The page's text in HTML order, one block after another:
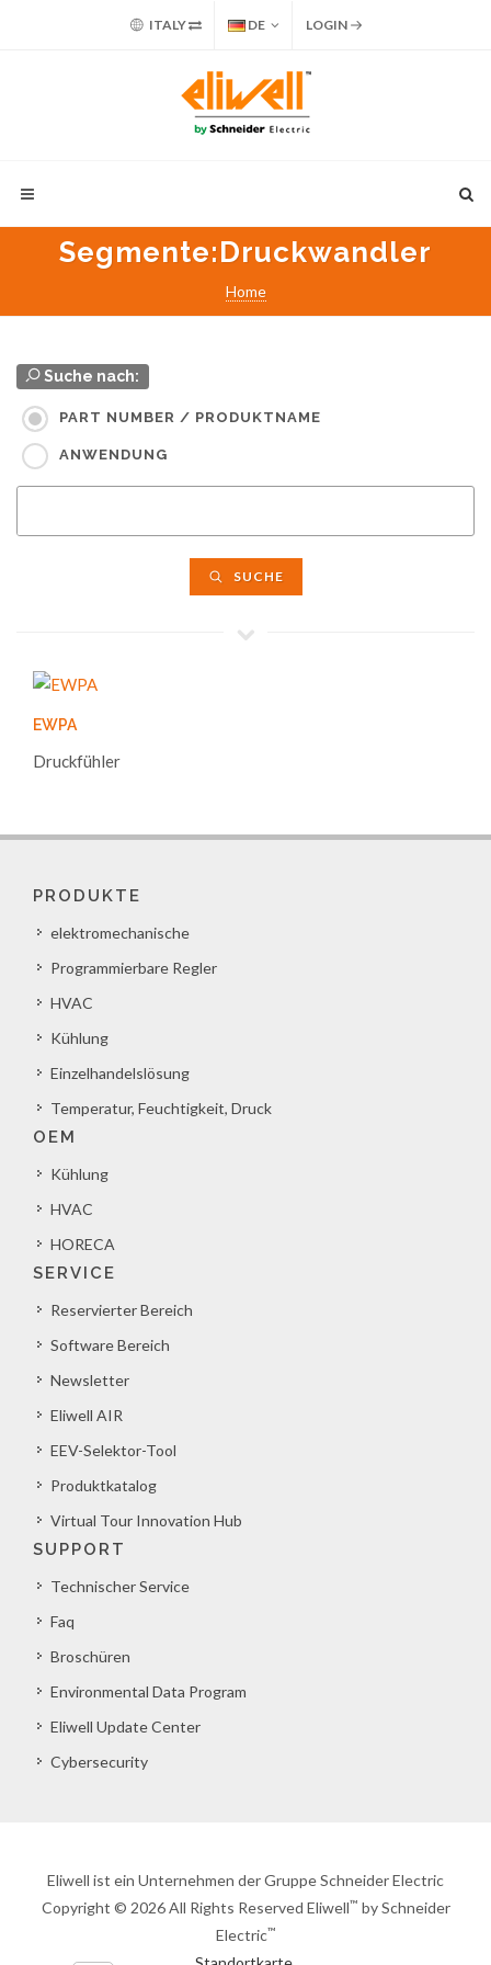
ITALY DE LOGIN
Segmente:Druckwandler
Home
Suche nach:
PART NUMBER / PRODUKTNAME
ANWENDUNG
SUCHE
EWPA
Druckfühler
PRODUKTE
elektromechanische
Programmierbare Regler
HVAC
Kühlung
Einzelhandelslösung
Temperatur, Feuchtigkeit, Druck
OEM
Kühlung
HVAC
HORECA
SERVICE
Reservierter Bereich
Software Bereich
Newsletter
Eliwell AIR
EEV-Selektor-Tool
Produktkatalog
Virtual Tour Innovation Hub
SUPPORT
Technischer Service
Faq
Broschüren
Environmental Data Program
Eliwell Update Center
Cybersecurity
Eliwell ist ein Unternehmen der Gruppe Schneider Electric
Copyright © 2026 All Rights Reserved Eliwell™ by Schneider
Electric™